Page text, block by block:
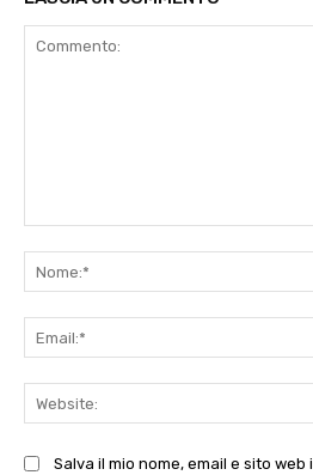
Salva il mio nome, email e sito